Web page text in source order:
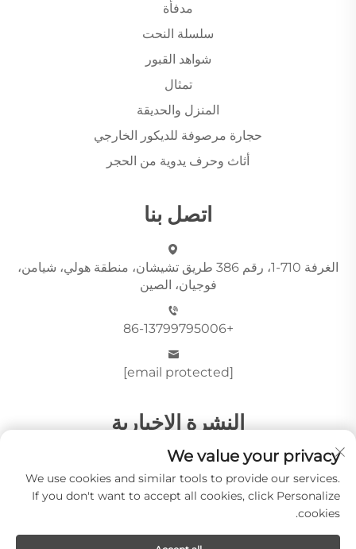
مدفأة
سلسلة النحت
شواهد القبور
تمثال
المنزل والحديقة
حجارة مرصوفة للديكور الخارجي
أثاث وحرف يدوية من الحجر
اتصل بنا
الغرفة 710-1، رقم 386 طريق تشيشان، منطقة هولي، شيامن،
فوجيان، الصين
+86-13799795006
[email protected]
النشرة الإخبارية
أرسِل
We value your privacy
We use cookies and similar tools to provide our services.
If you don't want to accept all cookies, click Personalize
cookies.